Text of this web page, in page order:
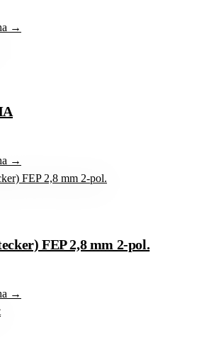
→
→
FEP 2,8 mm 2-pol.
→